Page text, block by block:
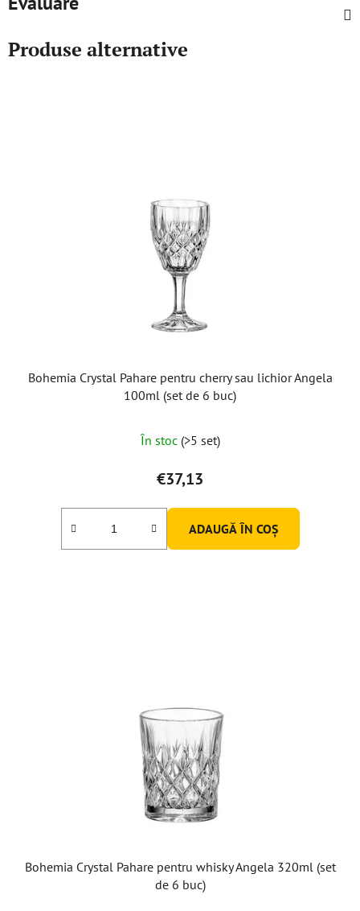
Produse alternative
Bohemia Crystal Pahare pentru cherry sau lichior Angela
100ml (set de 6 buc)
În stoc (>5 set)
€37,13
ADAUGĂ ÎN COŞ
Bohemia Crystal Pahare pentru whisky Angela 320ml (set
de 6 buc)